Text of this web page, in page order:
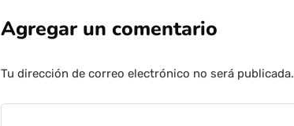
Agregar un comentario
Tu dirección de correo electrónico no será publicada.